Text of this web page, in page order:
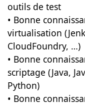
outils de test
• Bonne
virtualisation
CloudFoundry, …)
• Bonne
scriptage (Java,
Python)
• Bonne